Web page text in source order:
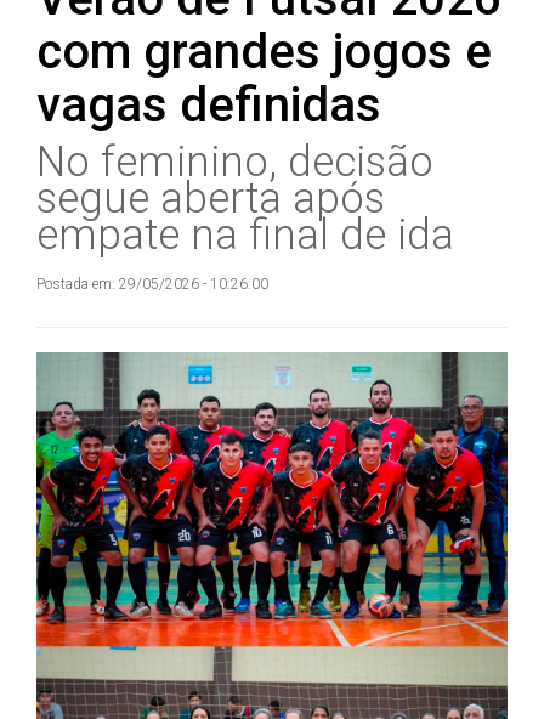
com grandes jogos e
vagas definidas
No feminino, decisão
segue aberta após
empate na final de ida
Postada em: 29/05/2026 - 10:26:00